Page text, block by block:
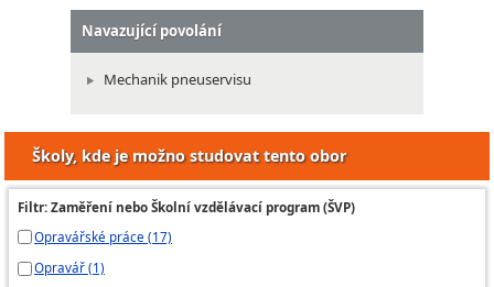
Navazující povolání
Mechanik pneuservisu
Školy, kde je možno studovat tento obor
Filtr: Zaměření nebo Školní vzdělávací program (ŠVP)
Opravářské práce (17)
Opravář (1)